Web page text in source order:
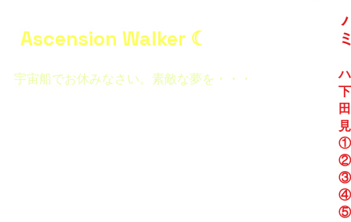
①
②
③
④
⑤
Ascension Walker ☾
宇宙船でお休みなさい。素敵な夢を・・・